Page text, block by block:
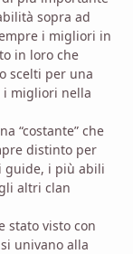
sopra ad
i migliori in
in loro che
scelti per una
i migliori nella
“costante” che
distinto per
guide, i più abili
altri clan
stato visto con
univano alla